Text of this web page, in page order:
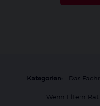
Kategorien: Das
Wenn Eltern Rat